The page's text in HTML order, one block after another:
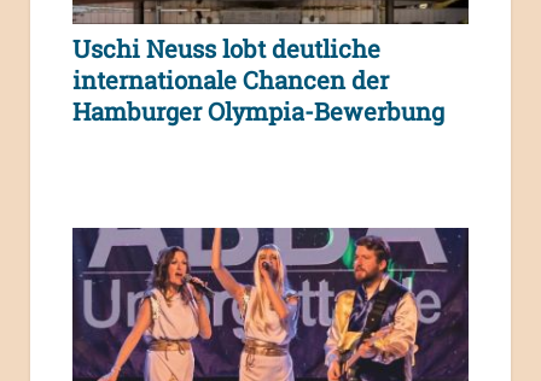
Uschi Neuss lobt deutliche
internationale Chancen der
Hamburger Olympia-Bewerbung